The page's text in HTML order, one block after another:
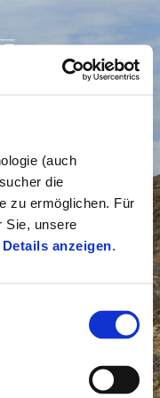
(auch
die
zu ermöglichen. Für
Sie, unsere
Details anzeigen.